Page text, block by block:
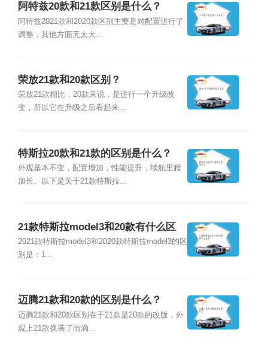
阿特兹20款和21款区别是什么？
阿特兹2021款和2020款区别主要是对配置进行了
调整，其他方面无太大...
荣放21款和20款区别？
荣放21款相比，20款来说，是进行一个升级改
变，所以它在升级之后看起来...
特斯拉20款和21款的区别是什么？
外观基本不变，配置增加，性能提升，续航里程
加长。以下是关于21款特斯拉...
21款特斯拉model3和20款有什么区
别？
2021款特斯拉model3和2020款特斯拉model3的区
别是：1...
迈腾21款和20款的区别是什么？
迈腾21款和20款区别在于21款是20款的改版，外
观上21款换装了雨滴...